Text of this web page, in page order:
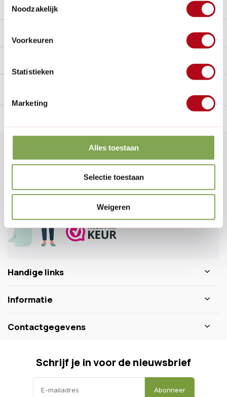
Noodzakelijk
Voorkeuren
Statistieken
Marketing
Alles toestaan
Selectie toestaan
Weigeren
Beschrijving
Klantenservice
0346 218 111
info@dewiltfang.nl
+31 640511932
Handige links
Informatie
Contactgegevens
Schrijf je in voor de nieuwsbrief
Abonneer